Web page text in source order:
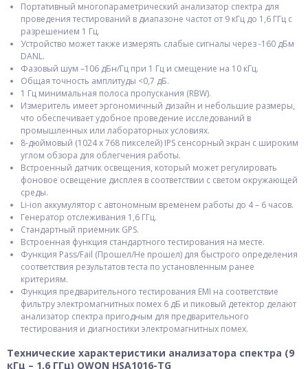
Портативный многопараметрический анализатор спектра для
проведения тестирований в диапазоне частот от 9 кГц до 1,6 ГГц с
разрешением 1 Гц.
Устройство может также измерять слабые сигналы через -160 дБм
DANL.
Фазовый шум –106 дБн/Гц при 1 Гц и смещение на 10 кГц.
Общая точность амплитуды <0,7 дБ.
1 Гц минимальная полоса пропускания (RBW).
Измеритель имеет эргономичный дизайн и небольшие размеры,
что обеспечивает удобное проведение исследований в
промышленных или лабораторных условиях.
8-дюймовый (1024 х 768 пикселей) IPS сенсорный экран с широким
углом обзора для облегчения работы.
Встроенный датчик освещения, который может регулировать
фоновое освещение дисплея в соответствии с светом окружающей
среды.
Li-ion аккумулятор с автономным временем работы до 4 – 6 часов.
Генератор отслеживания 1,6 ГГц.
Стандартный приемник GPS.
Встроенная функция стандартного тестирования на месте.
Функция Pass/Fail (Прошел/Не прошел) для быстрого определения
соответствия результатов теста по установленным ранее
критериям.
Функция предварительного тестирования EMI на соответствие
фильтру электромагнитных помех 6 дБ и пиковый детектор делают
анализатор спектра пригодным для предварительного
тестирования и диагностики электромагнитных помех.
Технические характеристики анализатора спектра (9
кГц – 1,6 ГГц) OWON HSA1016-TG